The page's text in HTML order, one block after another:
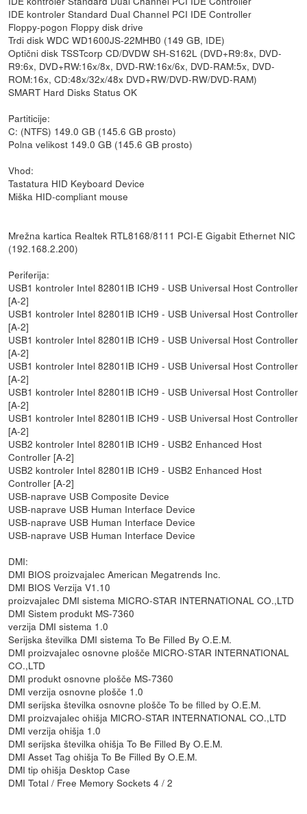
IDE kontroler Standard Dual Channel PCI IDE Controller
Floppy-pogon Floppy disk drive
Trdi disk WDC WD1600JS-22MHB0 (149 GB, IDE)
Optični disk TSSTcorp CD/DVDW SH-S162L (DVD+R9:8x, DVD-
R9:6x, DVD+RW:16x/8x, DVD-RW:16x/6x, DVD-RAM:5x, DVD-
ROM:16x, CD:48x/32x/48x DVD+RW/DVD-RW/DVD-RAM)
SMART Hard Disks Status OK
Partiticije:
C: (NTFS) 149.0 GB (145.6 GB prosto)
Polna velikost 149.0 GB (145.6 GB prosto)
Vhod:
Tastatura HID Keyboard Device
Miška HID-compliant mouse
Mrežna kartica Realtek RTL8168/8111 PCI-E Gigabit Ethernet NIC
(192.168.2.200)
Periferija:
USB1 kontroler Intel 82801IB ICH9 - USB Universal Host Controller
[A-2]
USB1 kontroler Intel 82801IB ICH9 - USB Universal Host Controller
[A-2]
USB1 kontroler Intel 82801IB ICH9 - USB Universal Host Controller
[A-2]
USB1 kontroler Intel 82801IB ICH9 - USB Universal Host Controller
[A-2]
USB1 kontroler Intel 82801IB ICH9 - USB Universal Host Controller
[A-2]
USB1 kontroler Intel 82801IB ICH9 - USB Universal Host Controller
[A-2]
USB2 kontroler Intel 82801IB ICH9 - USB2 Enhanced Host
Controller [A-2]
USB2 kontroler Intel 82801IB ICH9 - USB2 Enhanced Host
Controller [A-2]
USB-naprave USB Composite Device
USB-naprave USB Human Interface Device
USB-naprave USB Human Interface Device
USB-naprave USB Human Interface Device
DMI:
DMI BIOS proizvajalec American Megatrends Inc.
DMI BIOS Verzija V1.10
proizvajalec DMI sistema MICRO-STAR INTERNATIONAL CO.,LTD
DMI Sistem produkt MS-7360
verzija DMI sistema 1.0
Serijska številka DMI sistema To Be Filled By O.E.M.
DMI proizvajalec osnovne plošče MICRO-STAR INTERNATIONAL
CO.,LTD
DMI produkt osnovne plošče MS-7360
DMI verzija osnovne plošče 1.0
DMI serijska številka osnovne plošče To be filled by O.E.M.
DMI proizvajalec ohišja MICRO-STAR INTERNATIONAL CO.,LTD
DMI verzija ohišja 1.0
DMI serijska številka ohišja To Be Filled By O.E.M.
DMI Asset Tag ohišja To Be Filled By O.E.M.
DMI tip ohišja Desktop Case
DMI Total / Free Memory Sockets 4 / 2